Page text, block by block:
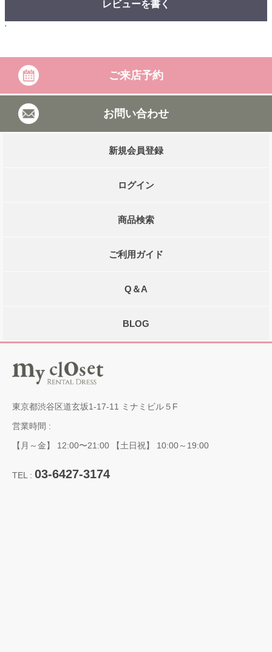
レビューを書く
'
ご来店予約
お問い合わせ
新規会員登録
ログイン
商品検索
ご利用ガイド
Q＆A
BLOG
東京都渋谷区道玄坂1-17-11 ミナミビル５F
営業時間 :
【月～金】 12:00〜21:00 【土日祝】 10:00～19:00
TEL : 03-6427-3174